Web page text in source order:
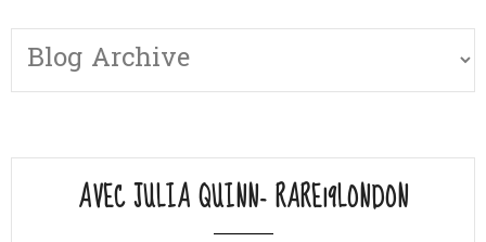
AVEC JULIA QUINN- RARE19LONDON